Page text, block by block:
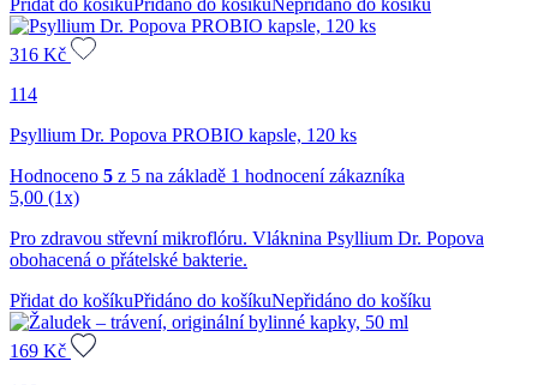
316 Kč
114
Psyllium Dr. Popova PROBIO kapsle, 120 ks
Hodnoceno 5 z 5 na základě 1 hodnocení zákazníka
5,00 (1x)
Pro zdravou střevní mikroflóru. Vláknina Psyllium Dr. Popova
obohacená o přátelské bakterie.
Přidat do košíkuPřidáno do košíkuNepřidáno do košíku
169 Kč